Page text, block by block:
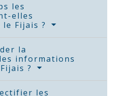
les
elles
Fijais ?
la
informations
?
les